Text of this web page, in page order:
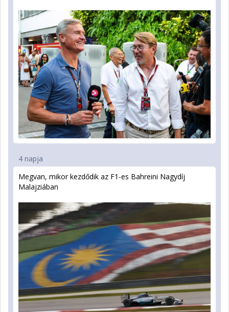
4 napja
Megvan, mikor kezdődik az F1-es Bahreini Nagydíj
Malajziában